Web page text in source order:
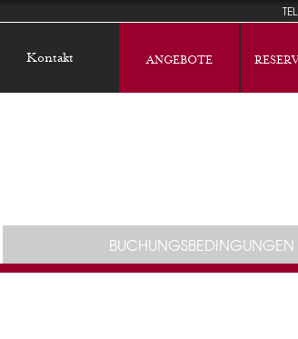
TEL
Kontakt ANGEBOTE
BUCHUNGSBEDINGUNGEN